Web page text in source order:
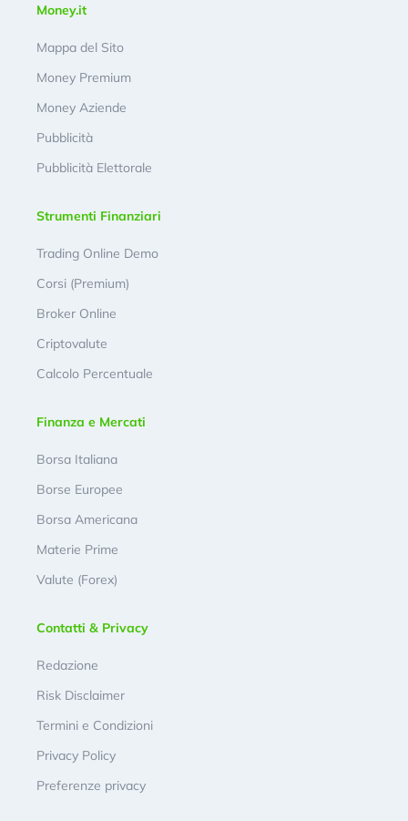
Money.it
Mappa del Sito
Money Premium
Money Aziende
Pubblicità
Pubblicità Elettorale
Strumenti Finanziari
Trading Online Demo
Corsi (Premium)
Broker Online
Criptovalute
Calcolo Percentuale
Finanza e Mercati
Borsa Italiana
Borse Europee
Borsa Americana
Materie Prime
Valute (Forex)
Contatti & Privacy
Redazione
Risk Disclaimer
Termini e Condizioni
Privacy Policy
Preferenze privacy